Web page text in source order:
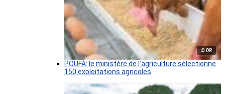
© DR
POUFA: le ministère de l’agriculture sélectionne
150 exploitations agricoles